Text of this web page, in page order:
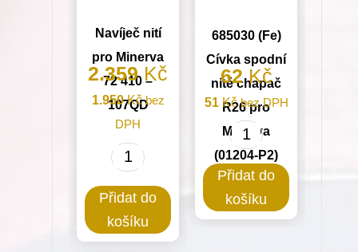
Navíječ nití
pro Minerva
72 410 –
107QD
2.359Kč
1.950Kčbez
DPH
Navíječ
pro
Minerva
Přidat do
košíku
685030 (Fe)
Cívka spodní
nitě chapač
R26 pro
Minerva
(01204-P2)
62Kč
51 Kčbez DPH
685030
(Fe)
Cívka
spodní
Přidat do
košíku